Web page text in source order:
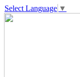
Select Language ▼